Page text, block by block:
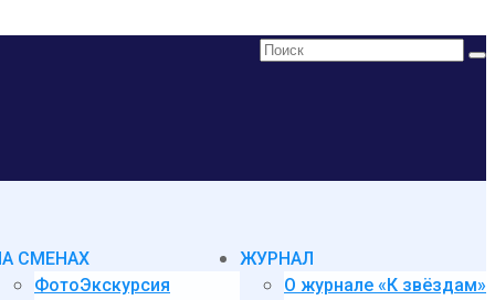
Поиск:
СМЕНАХ
ФотоЭкскурсия
ЖУРНАЛ
О журнале «К звёздам»